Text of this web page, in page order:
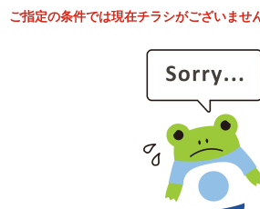
ご指定の条件では現在チラシがございません